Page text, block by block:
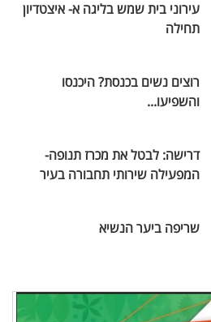
עירוני בית שמש בליגה א- איצטדיון
תחילה
רוצים נשים בכנסת? היכנסו
והשפיעו...
דרישה: לבטל את מכרז תנופה-
המפעילה שירותי תחבורה בעיר
שריפה ביער הנשיא